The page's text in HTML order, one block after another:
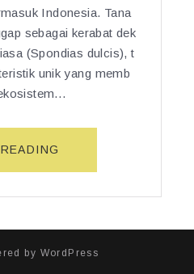
Indonesia. Tana
sebagai kerabat dek
(Spondias dulcis), t
unik yang memb
I
by WordPress